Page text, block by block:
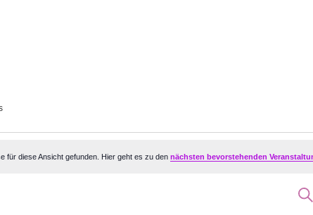
für diese Ansicht gefunden. Hier geht es zu den nächsten bevorstehenden